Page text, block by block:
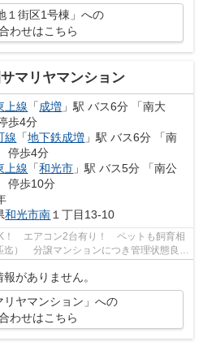
１街区1号棟」への
わせはこちら
マリヤマンション
上線 「成増 」駅 バス6分 「南大
歩4分
線 「地下鉄成増 」駅 バス6分 「南
停歩4分
上線 「和光市 」駅 バス5分 「南公
停歩10分
和光市南１丁目13-10
！ エアコン2台有り！ ペットも飼育相
迄） 分譲マンションにつき管理状態良好
がありません。
リヤマンション」への
わせはこちら